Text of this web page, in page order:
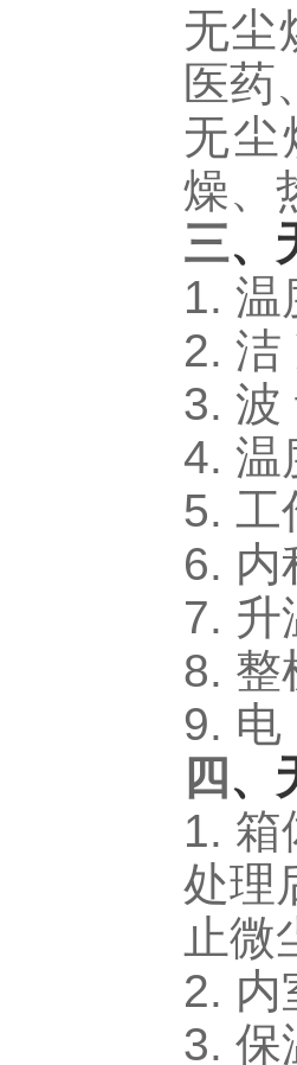
无尘
医药
无尘
燥、
三、
1. 温
2. 洁
3. 波
4. 温
5. 工
6. 内
7. 升
8. 整
9.
四 、
1. 箱
处理
止微
2. 内
3. 保